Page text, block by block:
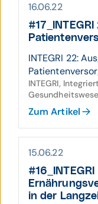
16.06.22
INTEGRI 22:
INTEGRI,
Zum Artikel
15.06.22
in der